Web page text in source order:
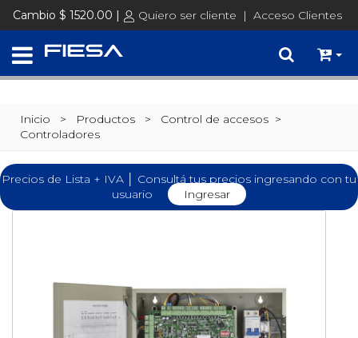
Cambio $ 1520.00 | Quiero ser cliente | Acceso Clientes
Inicio > Productos > Control de accesos >
Controladores
Precios de Lista + IVA │ Consultá tus precios ingresando con tu
usuario
Ingresar